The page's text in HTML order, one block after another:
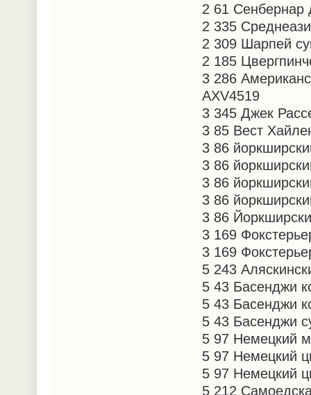
2 61 Сенбернар
2 335
2 309 Шарпей
2 185
3 286
AXV4519
3 345 Джек
3 85 Вест
3 86
3 86
3 86
3 86
3 86
3 169
3 169
5 243
5 43 Басенджи
5 43 Басенджи
5 43 Басенджи
5 97 Немецкий
5 97 Немецкий
5 97 Немецкий
5 212